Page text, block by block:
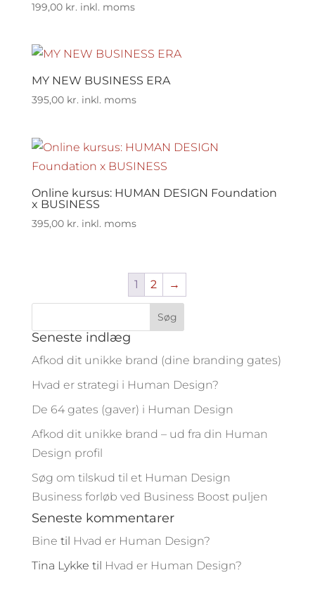
199,00 kr. inkl. moms
MY NEW BUSINESS ERA
395,00 kr. inkl. moms
Online kursus: HUMAN DESIGN Foundation
x BUSINESS
395,00 kr. inkl. moms
1 2 →
Seneste indlæg
Afkod dit unikke brand (dine branding gates)
Hvad er strategi i Human Design?
De 64 gates (gaver) i Human Design
Afkod dit unikke brand – ud fra din Human
Design profil
Søg om tilskud til et Human Design
Business forløb ved Business Boost puljen
Seneste kommentarer
Bine til Hvad er Human Design?
Tina Lykke til Hvad er Human Design?